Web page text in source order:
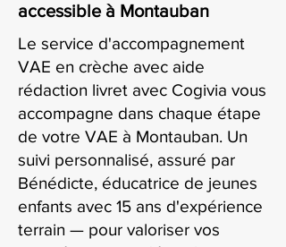
accessible à Montauban
Le service d'accompagnement
VAE en crèche avec aide
rédaction livret avec Cogivia vous
accompagne dans chaque étape
de votre VAE à Montauban. Un
suivi personnalisé, assuré par
Bénédicte, éducatrice de jeunes
enfants avec 15 ans d'expérience
terrain — pour valoriser vos